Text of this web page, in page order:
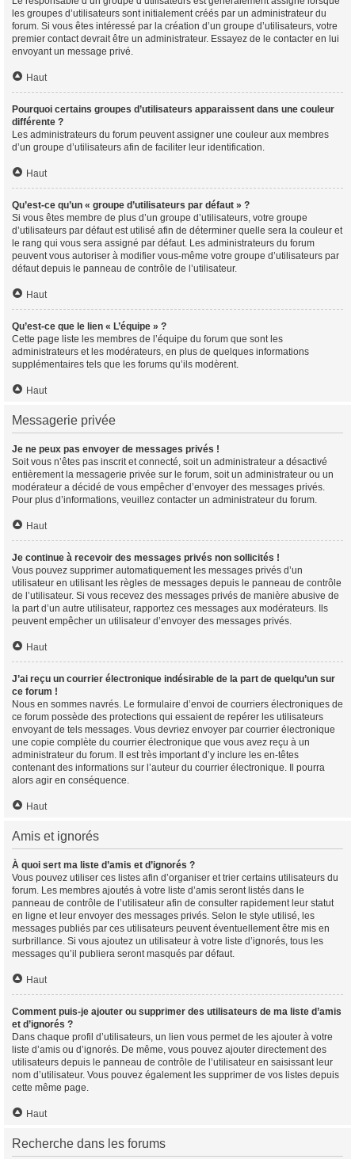
les groupes d’utilisateurs sont initialement créés par un administrateur du
forum. Si vous êtes intéressé par la création d’un groupe d’utilisateurs, votre
premier contact devrait être un administrateur. Essayez de le contacter en lui
envoyant un message privé.
Haut
Pourquoi certains groupes d’utilisateurs apparaissent dans une couleur
différente ?
Les administrateurs du forum peuvent assigner une couleur aux membres
d’un groupe d’utilisateurs afin de faciliter leur identification.
Haut
Qu’est-ce qu’un « groupe d’utilisateurs par défaut » ?
Si vous êtes membre de plus d’un groupe d’utilisateurs, votre groupe
d’utilisateurs par défaut est utilisé afin de déterminer quelle sera la couleur et
le rang qui vous sera assigné par défaut. Les administrateurs du forum
peuvent vous autoriser à modifier vous-même votre groupe d’utilisateurs par
défaut depuis le panneau de contrôle de l’utilisateur.
Haut
Qu’est-ce que le lien « L’équipe » ?
Cette page liste les membres de l’équipe du forum que sont les
administrateurs et les modérateurs, en plus de quelques informations
supplémentaires tels que les forums qu’ils modèrent.
Haut
Messagerie privée
Je ne peux pas envoyer de messages privés !
Soit vous n’êtes pas inscrit et connecté, soit un administrateur a désactivé
entièrement la messagerie privée sur le forum, soit un administrateur ou un
modérateur a décidé de vous empêcher d’envoyer des messages privés.
Pour plus d’informations, veuillez contacter un administrateur du forum.
Haut
Je continue à recevoir des messages privés non sollicités !
Vous pouvez supprimer automatiquement les messages privés d’un
utilisateur en utilisant les règles de messages depuis le panneau de contrôle
de l’utilisateur. Si vous recevez des messages privés de manière abusive de
la part d’un autre utilisateur, rapportez ces messages aux modérateurs. Ils
peuvent empêcher un utilisateur d’envoyer des messages privés.
Haut
J’ai reçu un courrier électronique indésirable de la part de quelqu’un sur
ce forum !
Nous en sommes navrés. Le formulaire d’envoi de courriers électroniques de
ce forum possède des protections qui essaient de repérer les utilisateurs
envoyant de tels messages. Vous devriez envoyer par courrier électronique
une copie complète du courrier électronique que vous avez reçu à un
administrateur du forum. Il est très important d’y inclure les en-têtes
contenant des informations sur l’auteur du courrier électronique. Il pourra
alors agir en conséquence.
Haut
Amis et ignorés
À quoi sert ma liste d’amis et d’ignorés ?
Vous pouvez utiliser ces listes afin d’organiser et trier certains utilisateurs du
forum. Les membres ajoutés à votre liste d’amis seront listés dans le
panneau de contrôle de l’utilisateur afin de consulter rapidement leur statut
en ligne et leur envoyer des messages privés. Selon le style utilisé, les
messages publiés par ces utilisateurs peuvent éventuellement être mis en
surbrillance. Si vous ajoutez un utilisateur à votre liste d’ignorés, tous les
messages qu’il publiera seront masqués par défaut.
Haut
Comment puis-je ajouter ou supprimer des utilisateurs de ma liste d’amis
et d’ignorés ?
Dans chaque profil d’utilisateurs, un lien vous permet de les ajouter à votre
liste d’amis ou d’ignorés. De même, vous pouvez ajouter directement des
utilisateurs depuis le panneau de contrôle de l’utilisateur en saisissant leur
nom d’utilisateur. Vous pouvez également les supprimer de vos listes depuis
cette même page.
Haut
Recherche dans les forums